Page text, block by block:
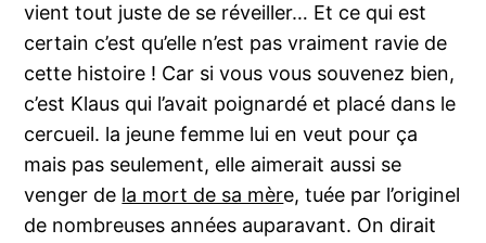
vient tout juste de se réveiller… Et ce qui est
certain c’est qu’elle n’est pas vraiment ravie de
cette histoire ! Car si vous vous souvenez bien,
c’est Klaus qui l’avait poignardé et placé dans le
cercueil. la jeune femme lui en veut pour ça
mais pas seulement, elle aimerait aussi se
venger de la mort de sa mère, tuée par l’originel
de nombreuses années auparavant. On dirait